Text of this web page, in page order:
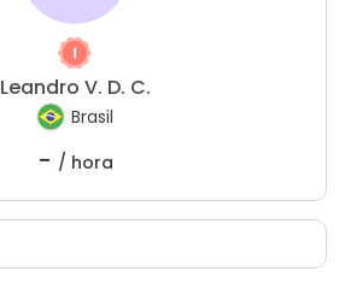
Leandro V. D. C.
Brasil
- / hora